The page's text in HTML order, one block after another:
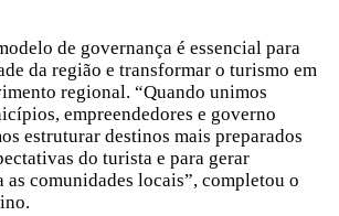
de governança é essencial para
da região e transformar o turismo em
regional. “Quando unimos
empreendedores e governo
estruturar destinos mais preparados
do turista e para gerar
as comunidades locais”, completou o